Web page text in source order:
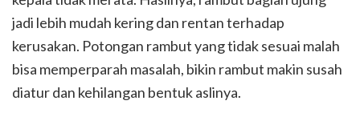
jadi lebih mudah kering dan rentan terhadap
kerusakan. Potongan rambut yang tidak sesuai malah
bisa memperparah masalah, bikin rambut makin susah
diatur dan kehilangan bentuk aslinya.